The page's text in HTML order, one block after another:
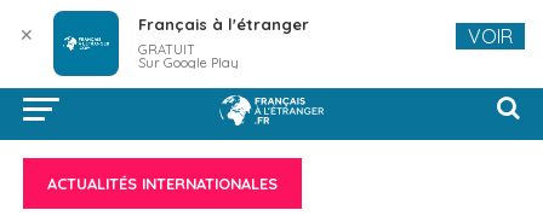
ACTUALITÉS INTERNATIONALES
✕ Français à l'étranger
GRATUIT
Sur Google Play
VOIR